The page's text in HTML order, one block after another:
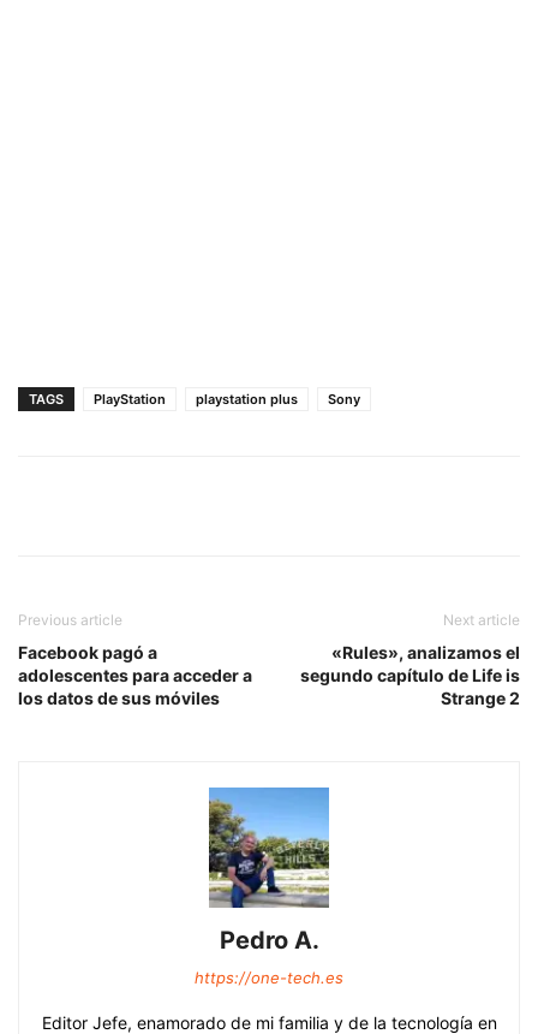
TAGS PlayStation playstation plus Sony
Previous article
Facebook pagó a
adolescentes para acceder a
los datos de sus móviles
Next article
«Rules», analizamos el
segundo capítulo de Life is
Strange 2
Pedro A.
https://one-tech.es
Editor Jefe, enamorado de mi familia y de la tecnología en